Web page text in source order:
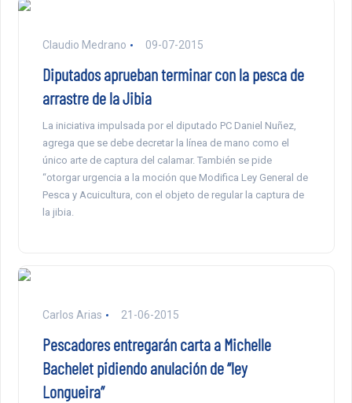
Claudio Medrano 09-07-2015
Diputados aprueban terminar con la pesca de
arrastre de la Jibia
La iniciativa impulsada por el diputado PC Daniel Nuñez,
agrega que se debe decretar la línea de mano como el
único arte de captura del calamar. También se pide
“otorgar urgencia a la moción que Modifica Ley General de
Pesca y Acuicultura, con el objeto de regular la captura de
la jibia.
Carlos Arias 21-06-2015
Pescadores entregarán carta a Michelle
Bachelet pidiendo anulación de “ley
Longueira”